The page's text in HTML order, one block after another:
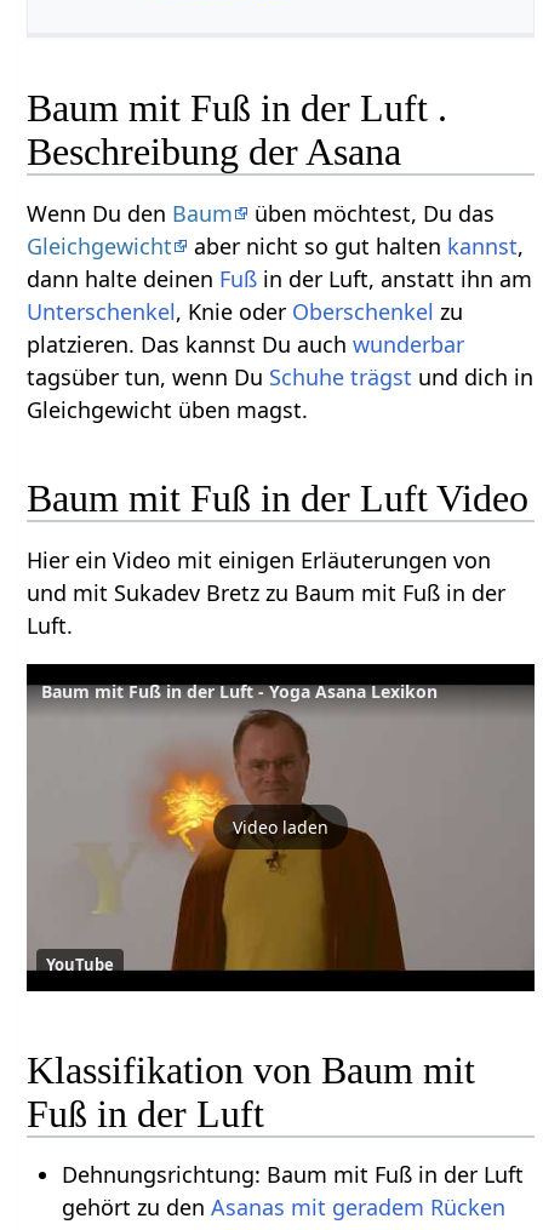
Baum mit Fuß in der Luft .
Beschreibung der Asana
Wenn Du den Baum
üben möchtest, Du das
Gleichgewicht
aber nicht so gut halten kannst,
dann halte deinen Fuß in der Luft, anstatt ihn am
Unterschenkel, Knie oder Oberschenkel zu
platzieren. Das kannst Du auchwunderbar
tagsüber tun, wenn Du Schuhe trägst und dich in
Gleichgewicht üben magst.
Baum mit Fuß in der Luft Video
Hier ein Video mit einigen Erläuterungen von
und mit Sukadev Bretz zu Baum mit Fuß in der
Luft.
Baum mit Fuß in der Luft - Yoga Asana Lexikon
Video laden
YouTube
Klassifikation von Baum mit
Fuß in der Luft
Dehnungsrichtung: Baum mit Fuß in der Luft
gehört zu den Asanas mit geradem Rücken